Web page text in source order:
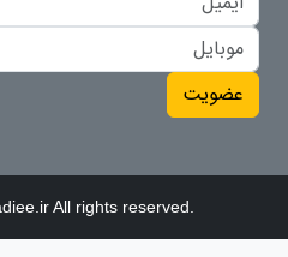
عضویت
All rights reserved.